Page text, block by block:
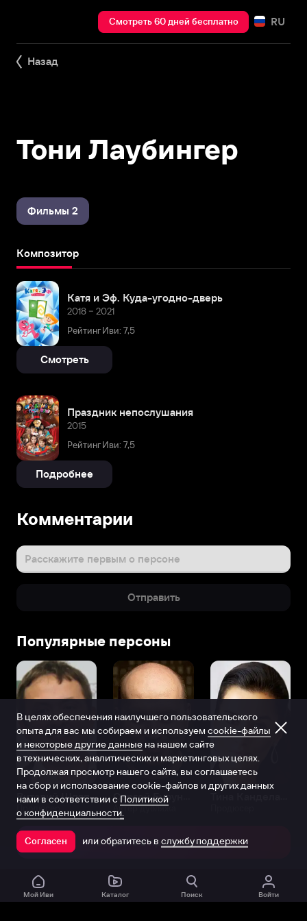
Смотреть 60 дней бесплатно RU
Назад
Тони Лаубингер
Фильмы 2
Композитор
Катя и Эф. Куда-угодно-дверь
2018 – 2021
Рейтинг Иви: 7,5
Смотреть
Праздник непослушания
2015
Рейтинг Иви: 7,5
Подробнее
Комментарии
Расскажите первым о персоне
Отправить
Популярные персоны
Виталий Шляппо
Продюсер Актёр дубляжа
Открыть в приложении
Мой Иви Каталог Поиск Войти
В целях обеспечения наилучшего пользовательского
опыта для вас мы собираем и используем cookie-файлы
и некоторые другие данные на нашем сайте
в технических, аналитических и маркетинговых целях.
Продолжая просмотр нашего сайта, вы соглашаетесь
на сбор и использование cookie-файлов и других данных
нами в соответствии с Политикой
о конфиденциальности.
Согласен или обратитесь в службу поддержки